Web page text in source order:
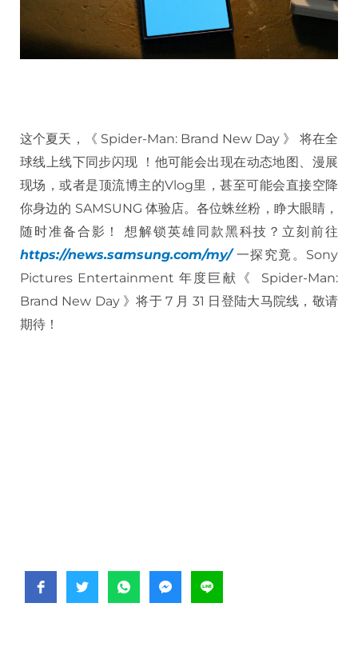
这个夏天，《 Spider-Man: Brand New Day 》 将在全
球线上线下同步闪现 ！他可能会出现在动态地图、漫展
现场，或者是顶流博主的Vlog里，甚至可能会直接空降
你身边的 SAMSUNG 体验店。各位蛛丝粉，睁大眼睛，
随时准备合影！ 想解锁英雄同款黑科技？立刻前往
https://news.samsung.com/my/ 一探究竟。Sony
Pictures Entertainment 年度巨献《 Spider-Man:
Brand New Day 》将于 7 月 31 日登陆大马院线，敬请
期待！